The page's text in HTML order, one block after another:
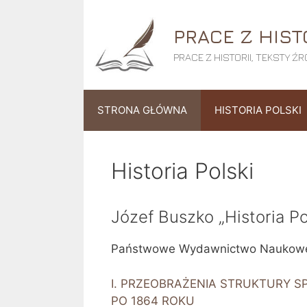
PRACE Z
PRACE Z HISTORII, TEKSTY
STRONA GŁÓWNA HISTORIA POLSKI
Historia Polski
Józef Buszko „Historia
Państwowe Wydawnictwo
I. PRZEOBRAŻENIA STRUKTURY
PO 1864 ROKU